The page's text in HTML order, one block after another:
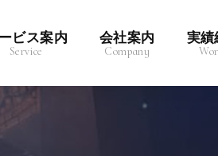
ビス案内
Service
会社案内
Company
実